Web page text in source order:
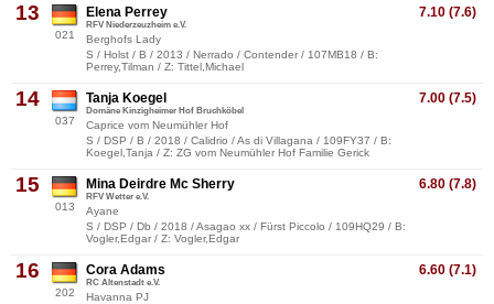
13
021
7.10 (7.6)
Elena Perrey
RFV Niederzeuzheim e.V.
Berghofs Lady
S / Holst / B / 2013 / Nerrado / Contender / 107MB18 / B:
Perrey,Tilman / Z: Tittel,Michael
14
037
7.00 (7.5)
Tanja Koegel
Domäne Kinzigheimer Hof Bruchköbel
Caprice vom Neumühler Hof
S / DSP / B / 2018 / Calidrio / As di Villagana / 109FY37 / B:
Koegel,Tanja / Z: ZG vom Neumühler Hof Familie Gerick
15
013
6.80 (7.8)
Mina Deirdre Mc Sherry
RFV Wetter e.V.
Ayane
S / DSP / Db / 2018 / Asagao xx / Fürst Piccolo / 109HQ29 / B:
Vogler,Edgar / Z: Vogler,Edgar
16
202
6.60 (7.1)
Cora Adams
RC Altenstadt e.V.
Havanna PJ